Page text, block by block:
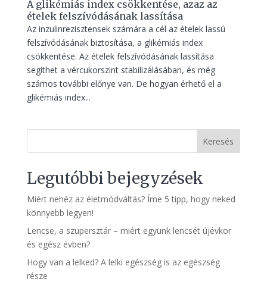
A glikémiás index csökkentése, azaz az
ételek felszívódásának lassítása
Az inzulinrezisztensek számára a cél az ételek lassú
felszívódásának biztosítása, a glikémiás index
csökkentése. Az ételek felszívódásának lassítása
segíthet a vércukorszint stabilizálásában, és még
számos további előnye van. De hogyan érhető el a
glikémiás index...
Keresés
Legutóbbi bejegyzések
Miért nehéz az életmódváltás? Íme 5 tipp, hogy neked
könnyebb legyen!
Lencse, a szupersztár – miért együnk lencsét újévkor
és egész évben?
Hogy van a lelked? A lelki egészség is az egészség
része